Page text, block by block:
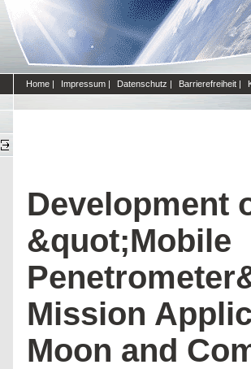
Home | Impressum | Datenschutz | Barrierefreiheit |
Development
&quot;Mobile
Mission
Moon and